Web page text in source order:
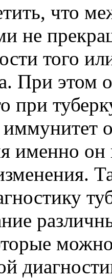
что
не
того
При этом
при
именно он